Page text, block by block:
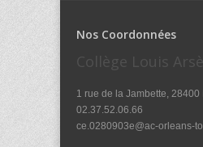
Nos Coordonnées
Collège Louis
1 rue de la Jambette,
02.37.52.06.66
ce.0280903e@ac-orleans-